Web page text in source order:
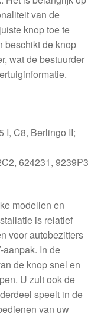
van de
knop toe te
beschikt de knop
wat de bestuurder
I, C8, Berlingo II;
624231, 9239P3
modellen en
is relatief
voor autobezitters
In de
de knop snel en
U zult ook de
speelt in de
van uw